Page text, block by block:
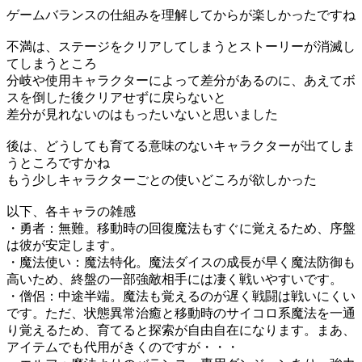
ゲームバランスの仕組みを理解してからが楽しかったですね
不満は、ステージをクリアしてしまうとストーリーが消滅し
てしまうところ
分岐や使用キャラクターによって差分があるのに、あえてボ
スを倒した後クリアせずに戻らないと
差分が見れないのはもったいないと思いました
後は、どうしても育てる意味のないキャラクターが出てしま
うところですかね
もう少しキャラクターごとの使いどころが欲しかった
以下、各キャラの雑感
・勇者：無難。移動時の回復魔法もすぐに覚えるため、序盤
は彼が安定します。
・魔法使い：魔法特化。魔法ダイスの成長が早く魔法防御も
高いため、終盤の一部強敵相手には凄く戦いやすいです。
・僧侶：中途半端。魔法も覚えるのが遅く戦闘は戦いにくい
です。ただ、状態異常治癒と移動時のサイコロ系魔法を一通
り覚えるため、育てると探索が自由自在になります。まあ、
アイテムでも代用がきくのですが・・・